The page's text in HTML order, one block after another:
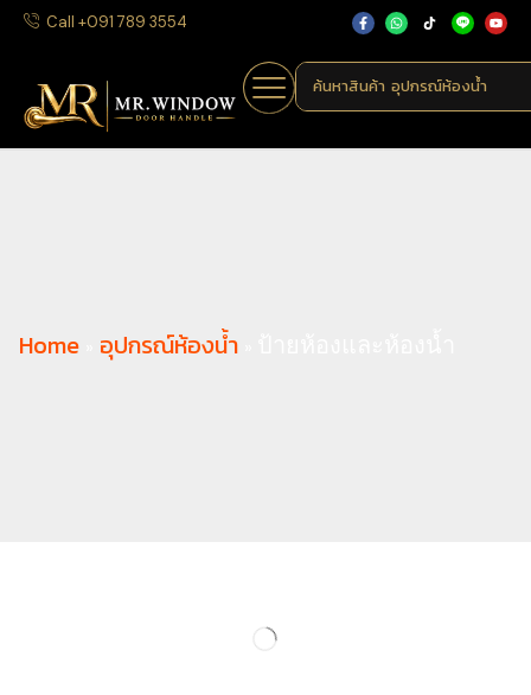
Call +091 789 3554
ค้นหาสินค้า อุปกรณ์ห้องน้ำ
Home อุปกรณ์ห้องน้ำ